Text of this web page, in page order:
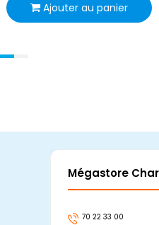
Ajouter au panier
Mégastore
70 22 33 00